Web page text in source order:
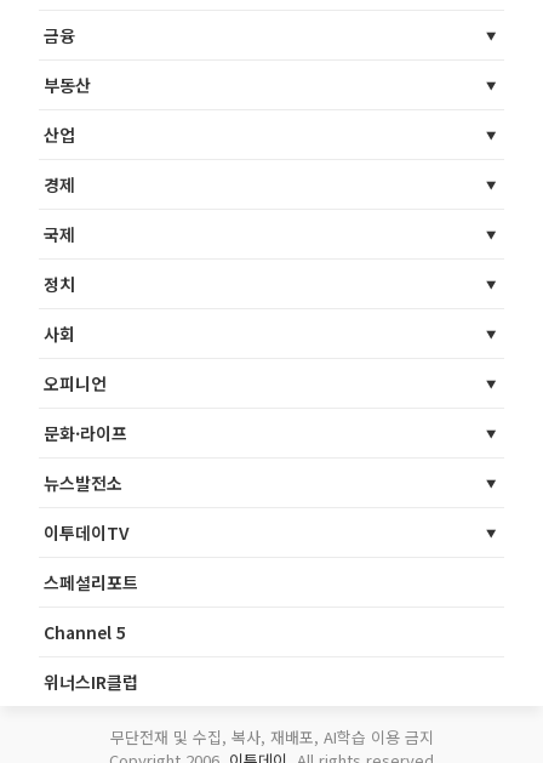
금융
부동산
산업
경제
국제
정치
사회
오피니언
문화·라이프
뉴스발전소
이투데이TV
스페셜리포트
Channel 5
위너스IR클럽
무단전재 및 수집, 복사, 재배포, AI학습 이용 금지